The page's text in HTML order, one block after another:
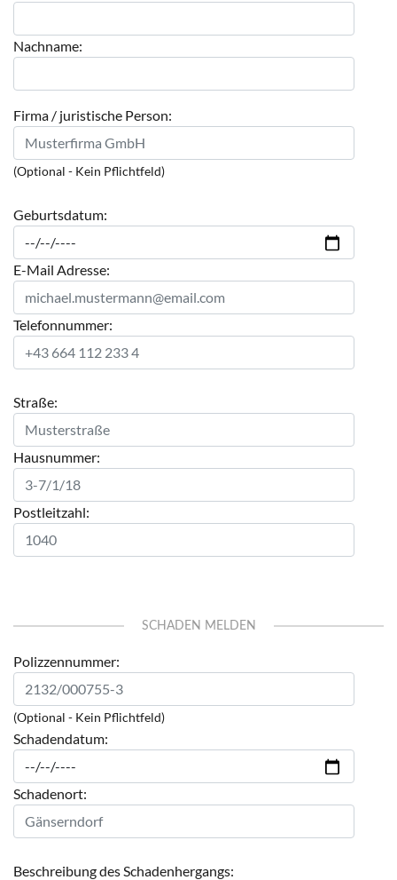
Nachname:
Firma / juristische Person:
(Optional - Kein Pflichtfeld)
Geburtsdatum:
E-Mail Adresse:
Telefonnummer:
Straße:
Hausnummer:
Postleitzahl:
SCHADEN MELDEN
Polizzennummer:
(Optional - Kein Pflichtfeld)
Schadendatum:
Schadenort:
Beschreibung des Schadenhergangs: